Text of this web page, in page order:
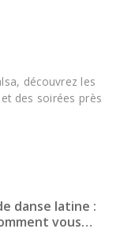
découvrez les
des soirées près
danse latine :
vous